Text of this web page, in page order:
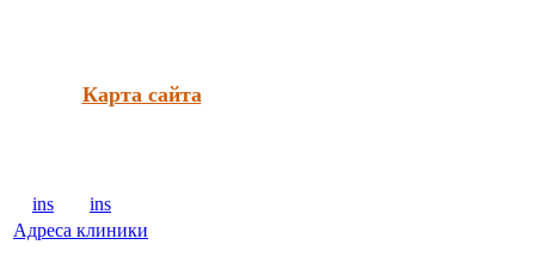
Карта сайта
ins
ins
Адреса клиники